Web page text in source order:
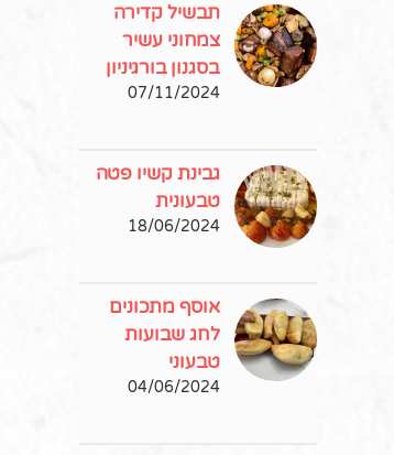
תבשיל קדירה
צמחוני עשיר
בסגנון בורגיניון
07/11/2024
גבינת קשיו פטה
טבעונית
18/06/2024
אוסף מתכונים
לחג שבועות
טבעוני
04/06/2024